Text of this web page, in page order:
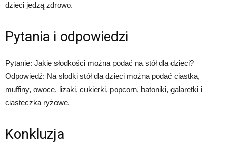
dzieci jedzą zdrowo.
Pytania i odpowiedzi
Pytanie: Jakie słodkości można podać na stół dla dzieci?
Odpowiedź: Na słodki stół dla dzieci można podać ciastka,
muffiny, owoce, lizaki, cukierki, popcorn, batoniki, galaretki i
ciasteczka ryżowe.
Konkluzja